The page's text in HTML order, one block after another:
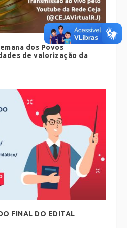
dos Povos
de valorização da
FINAL DO EDITAL